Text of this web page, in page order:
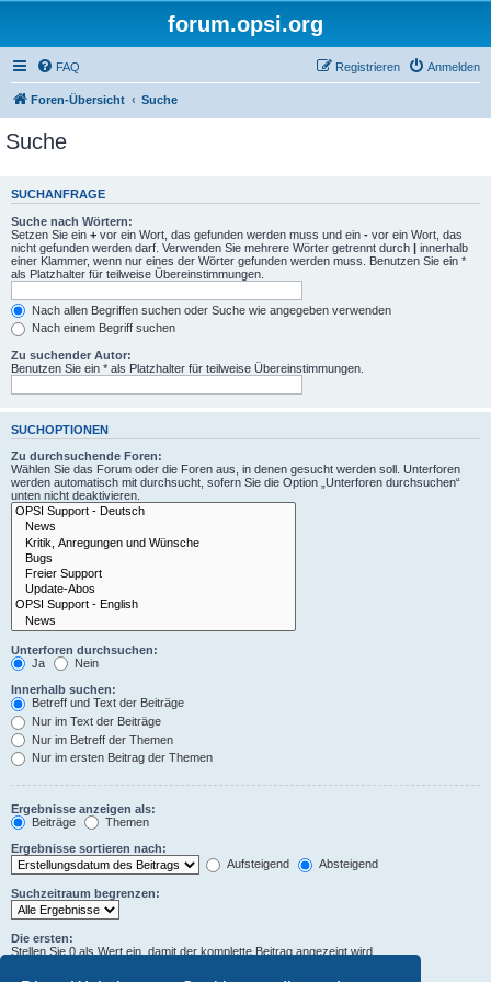
forum.opsi.org
FAQ Anmelden
Registrieren
Foren-Übersicht Suche
Suche
SUCHANFRAGE
Suche nach Wörtern:
Setzen Sie ein + vor ein Wort, das gefunden werden muss und ein - vor ein Wort, das
nicht gefunden werden darf. Verwenden Sie mehrere Wörter getrennt durch | innerhalb
einer Klammer, wenn nur eines der Wörter gefunden werden muss. Benutzen Sie ein *
als Platzhalter für teilweise Übereinstimmungen.
Nach allen Begriffen suchen oder Suche wie angegeben verwenden
Nach einem Begriff suchen
Zu suchender Autor:
Benutzen Sie ein * als Platzhalter für teilweise Übereinstimmungen.
SUCHOPTIONEN
Zu durchsuchende Foren:
Wählen Sie das Forum oder die Foren aus, in denen gesucht werden soll. Unterforen
werden automatisch mit durchsucht, sofern Sie die Option „Unterforen durchsuchen“
unten nicht deaktivieren.
Unterforen durchsuchen:
Ja
Nein
Innerhalb suchen:
Betreff und Text der Beiträge
Nur im Text der Beiträge
Nur im Betreff der Themen
Nur im ersten Beitrag der Themen
Ergebnisse anzeigen als:
Beiträge
Themen
Ergebnisse sortieren nach:
Aufsteigend
Absteigend
Suchzeitraum begrenzen:
Die ersten:
Stellen Sie 0 als Wert ein, damit der komplette Beitrag angezeigt wird.